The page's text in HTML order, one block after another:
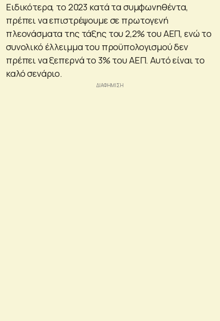
Ειδικότερα, το 2023 κατά τα συμφωνηθέντα,
πρέπει να επιστρέψουμε σε πρωτογενή
πλεονάσματα της τάξης του 2,2% του ΑΕΠ, ενώ το
συνολικό έλλειμμα του προϋπολογισμού δεν
πρέπει να ξεπερνά το 3% του ΑΕΠ. Αυτό είναι το
καλό σενάριο.